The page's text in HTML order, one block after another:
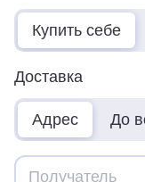
Купить себе
Доставка
Адрес До